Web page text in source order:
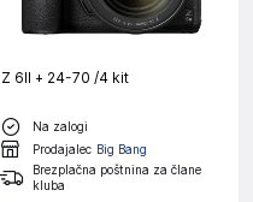
Z 6II + 24-70 /4 kit
Na zalogi
Prodajalec Big Bang
Brezplačna poštnina za člane
kluba